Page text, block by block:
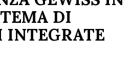
DI
INTEGRATE